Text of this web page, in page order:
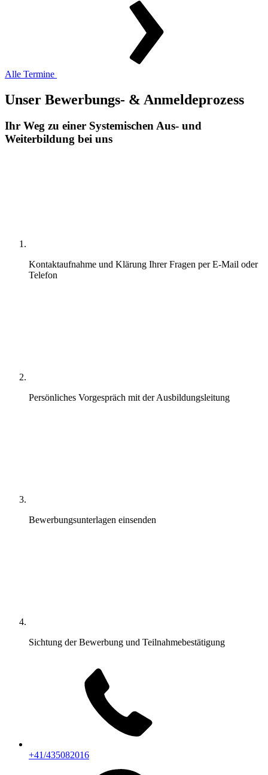
Alle Termine
Unser Bewerbungs- & Anmeldeprozess
Ihr Weg zu einer Systemischen Aus- und
Weiterbildung bei uns
Kontaktaufnahme und Klärung Ihrer Fragen per E-Mail oder
Telefon
Persönliches Vorgespräch mit der Ausbildungsleitung
Bewerbungsunterlagen einsenden
Sichtung der Bewerbung und Teilnahmebestätigung
+41/435082016